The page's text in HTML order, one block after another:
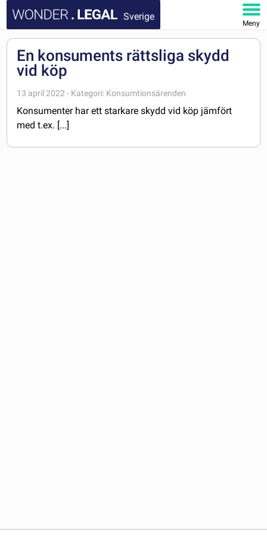
Sverige
Meny
DOKUMENT
FAQ
En konsuments rättsliga skydd
vid köp
13 april 2022 - Kategori: Konsumtionsärenden
Konsumenter har ett starkare skydd vid köp jämfört
med t.ex. [...]